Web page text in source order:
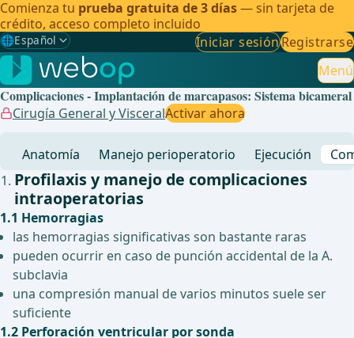
Comienza tu prueba gratuita de 3 días— sin tarjeta de
crédito, acceso completo incluido
🌐Español
Gewählte Sprache: Español
🇩🇪 Alemán
🇬🇧Inglés
🇧🇷 Brasileño
Iniciar sesiónRegistrarse
Menú
Complicaciones - Implantación de marcapasos: Sistema bicameral
Cirugía General y VisceralActivar ahora
Anatomía Manejo perioperatorio Ejecución
Profilaxis y manejo de complicaciones
intraoperatorias
1.1 Hemorragias
las hemorragias significativas son bastante raras
pueden ocurrir en caso de punción accidental de la A.
subclavia
una compresión manual de varios minutos suele ser
suficiente
1.2 Perforación ventricular por sonda